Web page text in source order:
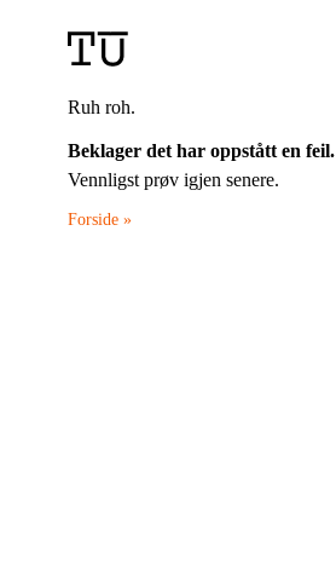
Ruh roh.
Beklager det har oppstått en feil.
Vennligst prøv igjen senere.
Forside »